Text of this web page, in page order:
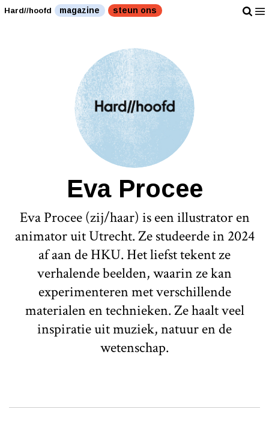
Hard//hoofd magazine steun ons
Eva Procee
Eva Procee (zij/haar) is een illustrator en
animator uit Utrecht. Ze studeerde in 2024
af aan de HKU. Het liefst tekent ze
verhalende beelden, waarin ze kan
experimenteren met verschillende
materialen en technieken. Ze haalt veel
inspiratie uit muziek, natuur en de
wetenschap.